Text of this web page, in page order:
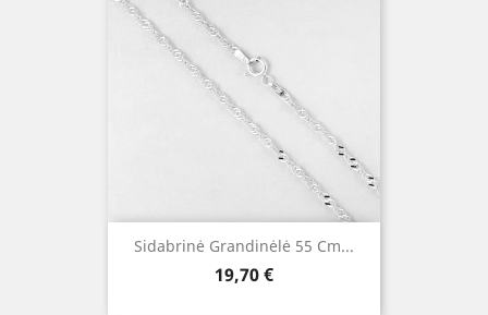
Sidabrinė Grandinėlė 55 Cm...
Kaina
19,70 €